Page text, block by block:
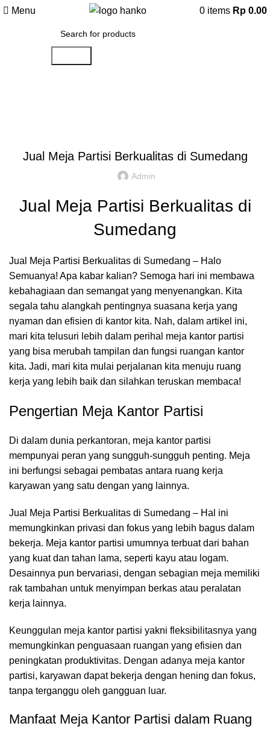
Menu 0 items Rp 0.00
Jual Meja Partisi Berkualitas di Sumedang
Admin
Jual Meja Partisi Berkualitas di
Sumedang
Jual Meja Partisi Berkualitas di Sumedang – Halo
Semuanya! Apa kabar kalian? Semoga hari ini membawa
kebahagiaan dan semangat yang menyenangkan. Kita
segala tahu alangkah pentingnya suasana kerja yang
nyaman dan efisien di kantor kita. Nah, dalam artikel ini,
mari kita telusuri lebih dalam perihal meja kantor partisi
yang bisa merubah tampilan dan fungsi ruangan kantor
kita. Jadi, mari kita mulai perjalanan kita menuju ruang
kerja yang lebih baik dan silahkan teruskan membaca!
Pengertian Meja Kantor Partisi
Di dalam dunia perkantoran, meja kantor partisi
mempunyai peran yang sungguh-sungguh penting. Meja
ini berfungsi sebagai pembatas antara ruang kerja
karyawan yang satu dengan yang lainnya.
Jual Meja Partisi Berkualitas di Sumedang – Hal ini
memungkinkan privasi dan fokus yang lebih bagus dalam
bekerja. Meja kantor partisi umumnya terbuat dari bahan
yang kuat dan tahan lama, seperti kayu atau logam.
Desainnya pun bervariasi, dengan sebagian meja memiliki
rak tambahan untuk menyimpan berkas atau peralatan
kerja lainnya.
Keunggulan meja kantor partisi yakni fleksibilitasnya yang
memungkinkan penguasaan ruangan yang efisien dan
peningkatan produktivitas. Dengan adanya meja kantor
partisi, karyawan dapat bekerja dengan hening dan fokus,
tanpa terganggu oleh gangguan luar.
Manfaat Meja Kantor Partisi dalam Ruang